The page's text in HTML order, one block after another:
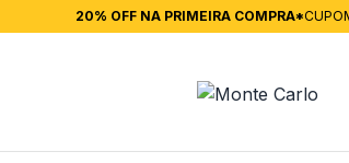
20% OFF NA PRIMEIRA COMPRA*